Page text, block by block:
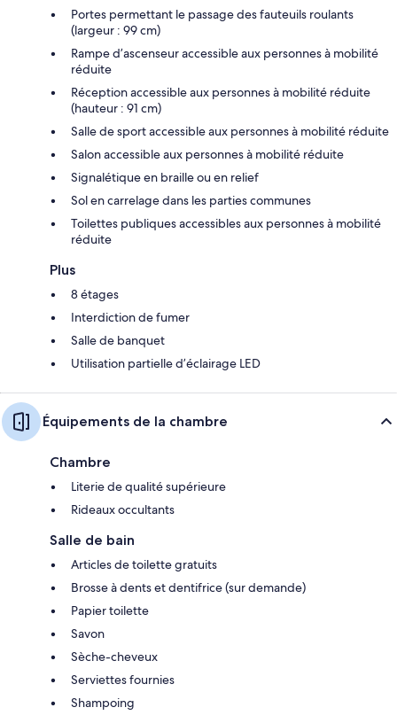
Portes permettant le passage des fauteuils roulants
(largeur : 99 cm)
Rampe d’ascenseur accessible aux personnes à mobilité
réduite
Réception accessible aux personnes à mobilité réduite
(hauteur : 91 cm)
Salle de sport accessible aux personnes à mobilité réduite
Salon accessible aux personnes à mobilité réduite
Signalétique en braille ou en relief
Sol en carrelage dans les parties communes
Toilettes publiques accessibles aux personnes à mobilité
réduite
Plus
8 étages
Interdiction de fumer
Salle de banquet
Utilisation partielle d’éclairage LED
Équipements de la chambre
Chambre
Literie de qualité supérieure
Rideaux occultants
Salle de bain
Articles de toilette gratuits
Brosse à dents et dentifrice (sur demande)
Papier toilette
Savon
Sèche-cheveux
Serviettes fournies
Shampoing